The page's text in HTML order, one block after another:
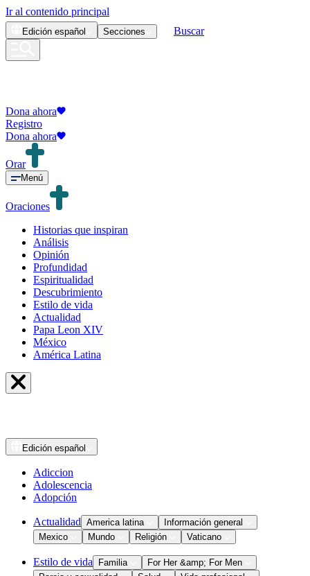
Ir al contenido principal
Edición español Secciones Buscar
Dona ahora
Registro
Dona ahora
Orar
Menú
Oraciones
Historias que inspiran
Análisis
Opinión
Profundidad
Espiritualidad
Descubrimiento
Estilo de vida
Actualidad
Papa Leon XIV
México
América Latina
Edición español
Adiccion
Adolescencia
Adopción
Actualidad America latina
Información general
Mexico
Mundo Religión Vaticano
Estilo de vida Familia
For Her &amp; For Men